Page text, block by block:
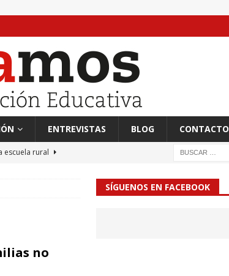
ENTREVISTAS BLOG CONTACTO
escuela rural
no
SÍGUENOS EN FACEBOOK